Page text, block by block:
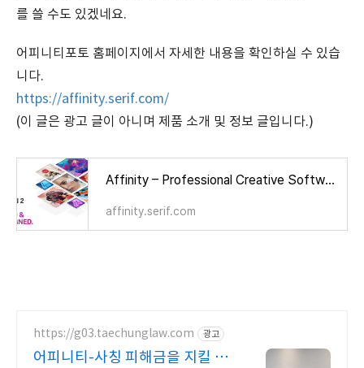
를 쓸 수도 있겠네요.
어피니티포토 홈페이지에서 자세한 내용을 확인하실 수 있습
니다.
https://affinity.serif.com/
(이 글은 광고 글이 아니며 제품 소개 및 정보 글입니다.)
Affinity – Professional Creative Software
affinity.serif.com
https://g03.taechunglaw.com 광고
어피니티-사칭 피해금을 지킬 마